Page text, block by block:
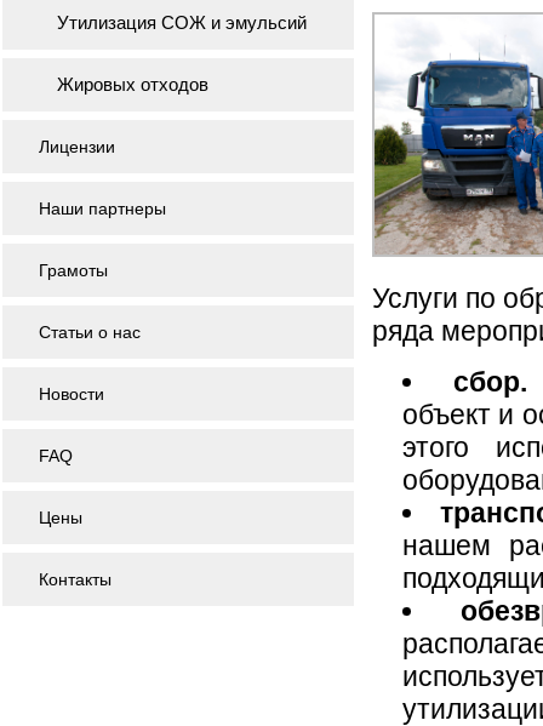
Услуги по
ряда
сбор.
объект и
этого
нашем
Утилизация СОЖ и эмульсий
Жировых отходов
Лицензии
Наши партнеры
Грамоты
Статьи о нас
Новости
FAQ
Цены
Контакты